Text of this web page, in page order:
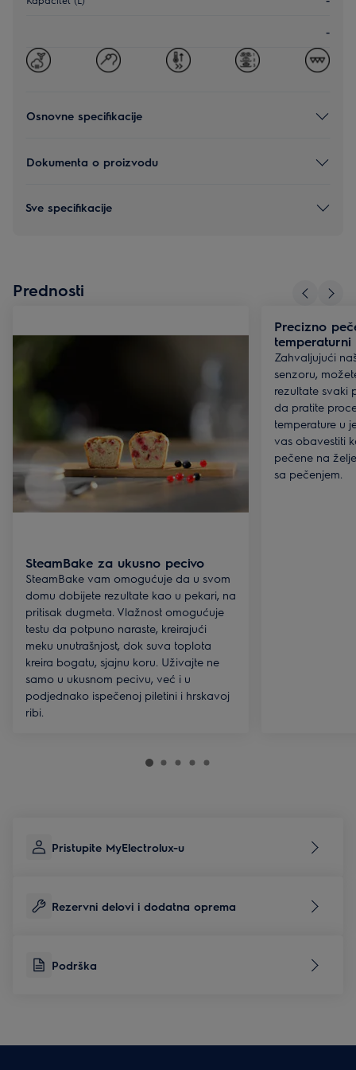
-
Osnovne specifikacije
Dokumenta o proizvodu
Sve specifikacije
Prednosti
SteamBake za ukusno pecivo
SteamBake vam omogućuje da u svom
domu dobijete rezultate kao u pekari, na
pritisak dugmeta. Vlažnost omogućuje
testu da potpuno naraste, kreirajući
meku unutrašnjost, dok suva toplota
kreira bogatu, sjajnu koru. Uživajte ne
samo u ukusnom pecivu, već i u
podjednako ispečenoj piletini i hrskavoj
ribi.
Precizno
temperaturni
Zahvaljujući
senzoru,
rezultate svaki
da pratite
temperature u
vas obavestiti
pečene na
sa pečenjem.
Pristupite MyElectrolux-u
Rezervni delovi i dodatna oprema
Podrška